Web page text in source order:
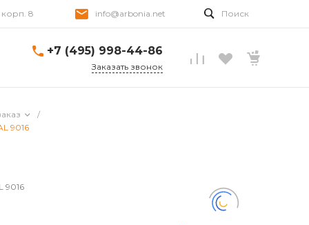
корп. 8 info@arbonia.net Поиск
+7 (495) 998-44-86
Заказать звонок
/
9016
9016